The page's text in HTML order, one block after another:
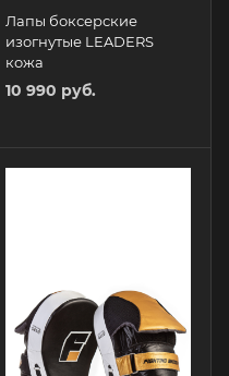
Лапы боксерские
изогнутые LEADERS
кожа
10 990 руб.